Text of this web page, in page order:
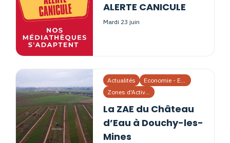
ALERTE CANICULE
mardi 23 juin
Actualités
Economie - Emploi
Zones d'Activités
La ZAE du Château
d’Eau à Douchy-les-
Mines